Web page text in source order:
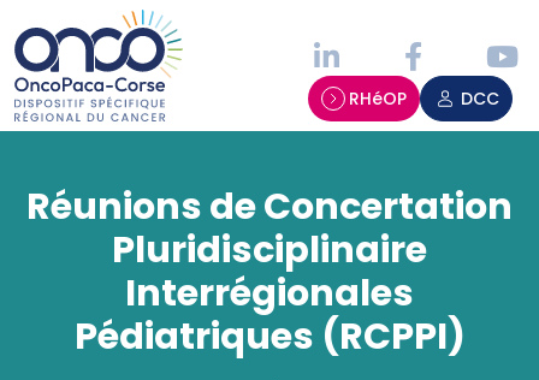
RHéOP DCC
Réunions de Concertation
Pluridisciplinaire
Interrégionales
Pédiatriques (RCPPI)
Panneau de gestion des cookies